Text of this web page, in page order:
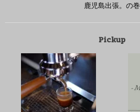
鹿児島出張。の巻
Pickup